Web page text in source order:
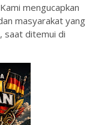
mengucapkan
masyarakat yang
saat ditemui di